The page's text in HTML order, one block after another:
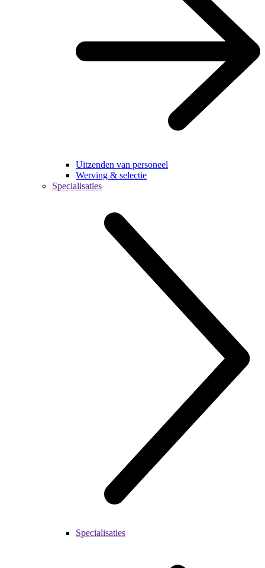
Uitzenden van personeel
Werving & selectie
Specialisaties
Specialisaties